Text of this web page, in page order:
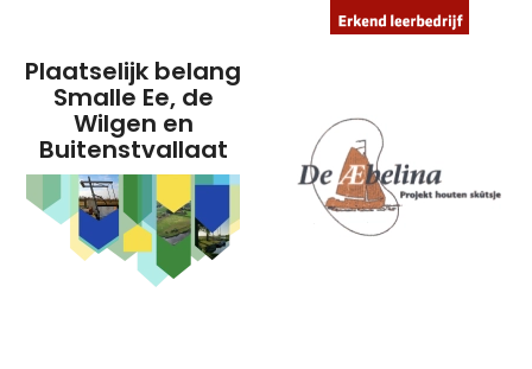
Plaatselijk belang
Smalle Ee, de
Wilgen en
Buitenstvallaat